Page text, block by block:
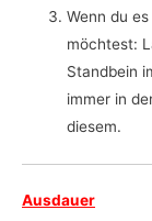
Wenn du
möchtest:
Standbein
immer in
diesem.
Ausdauer